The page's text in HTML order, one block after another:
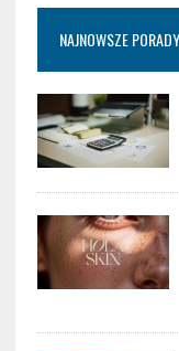
NAJNOWSZE PORADY